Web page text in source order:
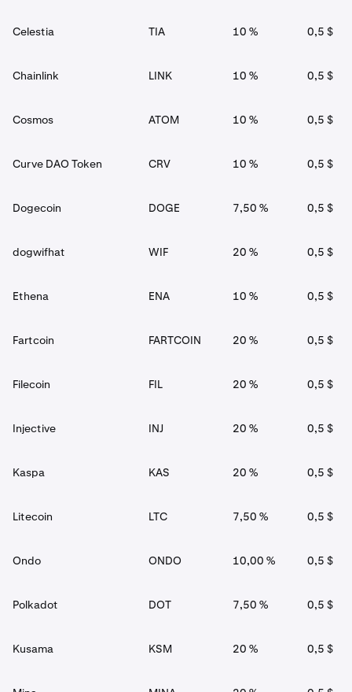
Celestia TIA 10 % 0,5 $
Chainlink LINK 10 % 0,5 $
Cosmos ATOM 10 % 0,5 $
Curve DAO Token CRV 10 % 0,5 $
Dogecoin DOGE 7,50 % 0,5 $
dogwifhat WIF 20 % 0,5 $
Ethena ENA 10 % 0,5 $
Fartcoin FARTCOIN 20 % 0,5 $
Filecoin FIL 20 % 0,5 $
Injective INJ 20 % 0,5 $
Kaspa KAS 20 % 0,5 $
Litecoin LTC 7,50 % 0,5 $
Ondo ONDO 10,00 % 0,5 $
Polkadot DOT 7,50 % 0,5 $
Kusama KSM 20 % 0,5 $